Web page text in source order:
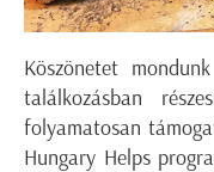
Köszönetet
találkozásban
folyamatosan
Hungary Helps